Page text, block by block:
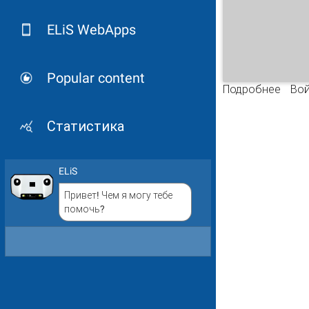
ELiS WebApps
Popular content
Статистика
ELiS
Привет! Чем я могу тебе
помочь?
Подробнее о